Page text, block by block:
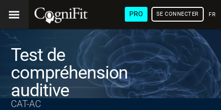
PRO SE CONNECTER
Test de
compréhension
auditive
CAT-AC